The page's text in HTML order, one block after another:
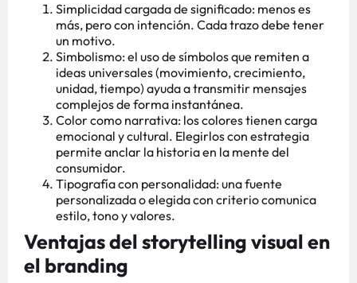
Simplicidad cargada de significado: menos es
más, pero con intención. Cada trazo debe tener
un motivo.
Simbolismo: el uso de símbolos que remiten a
ideas universales (movimiento, crecimiento,
unidad, tiempo) ayuda a transmitir mensajes
complejos de forma instantánea.
Color como narrativa: los colores tienen carga
emocional y cultural. Elegirlos con estrategia
permite anclar la historia en la mente del
consumidor.
Tipografía con personalidad: una fuente
personalizada o elegida con criterio comunica
estilo, tono y valores.
Ventajas del storytelling visual en
el branding